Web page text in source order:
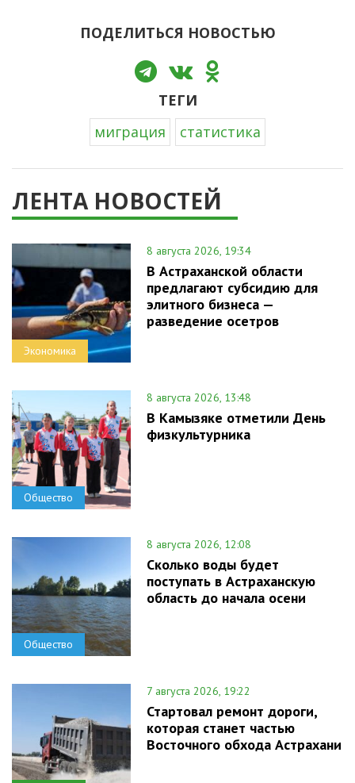
ПОДЕЛИТЬСЯ НОВОСТЬЮ
ТЕГИ
миграция
статистика
ЛЕНТА НОВОСТЕЙ
Экономика
8 августа 2026, 19:34
В Астраханской области
предлагают субсидию для
элитного бизнеса —
разведение осетров
Общество
8 августа 2026, 13:48
В Камызяке отметили День
физкультурника
Общество
8 августа 2026, 12:08
Сколько воды будет
поступать в Астраханскую
область до начала осени
7 августа 2026, 19:22
Стартовал ремонт дороги,
которая станет частью
Восточного обхода Астрахани